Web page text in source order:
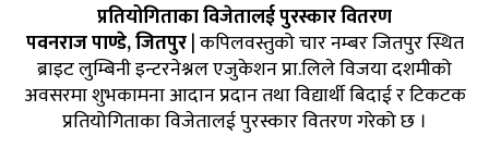
प्रतियोगिताका विजेतालई पुरस्कार वितरण
पवनराज पाण्डे, जितपुर| कपिलवस्तुको चार नम्बर जितपुर स्थित
ब्राइट लुम्बिनी इन्टरनेश्नल एजुकेशन प्रा.लिले विजया दशमीको
अवसरमा शुभकामना आदान प्रदान तथा विद्यार्थी बिदाई र टिकटक
प्रतियोगिताका विजेतालई पुरस्कार वितरण गरेको छ ।